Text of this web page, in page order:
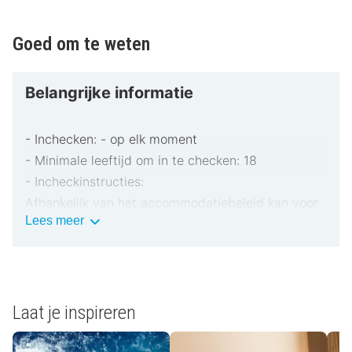
Goed om te weten
Belangrijke informatie
- Inchecken: - op elk moment
- Minimale leeftijd om in te checken: 18
- Incheckinstructies:
Afhankelijk van het accommodatiebeleid kan voor
extra personen een toeslag in rekening worden
pinpas of borgsom in contanten te verstrekken
voor incidentele kosten.
Lees meerBelangrijke
Laat je inspireren